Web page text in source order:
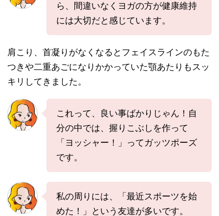
ら、間違いなくヨガの方が健康維持
には大切だと感じています。
肩こり、首凝りがなくなるとフェイスラインのもた
つきや二重あごになりかかっていた顎あたりもスッ
キリしてきました。
これって、良い事ばかりじゃん！自
分の中では、握りこぶしを作って
「ヨッシャー！」ってガッツポーズ
です。
私の周りには、「最近スポーツを始
めた！」という友達が多いです。